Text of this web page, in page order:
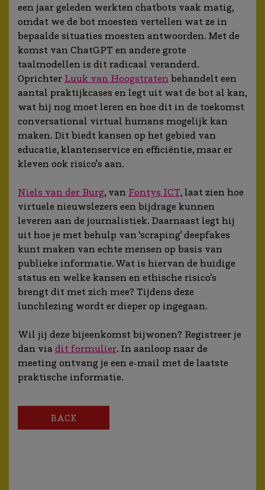
een jaar geleden werkten chatbots vaak matig,
omdat we de bot moesten vertellen wat ze in
bepaalde situaties moesten antwoorden. Met de
komst van ChatGPT en andere grote
taalmodellen is dit radicaal veranderd.
Oprichter Luuk van Hoogstraten behandelt een
aantal praktijkcases en legt uit wat de bot al kan,
wat hij nog moet leren en hoe dit in de toekomst
conversational virtual humans mogelijk kan
maken. Dit biedt kansen op het gebied van
educatie, klantenservice en efficiëntie, maar er
kleven ook risico's aan.
Niels van der Burg, van Fontys ICT, laat zien hoe
virtuele nieuwslezers een bijdrage kunnen
leveren aan de journalistiek. Daarnaast legt hij
uit hoe je met behulp van ‘scraping' deepfakes
kunt maken van echte mensen op basis van
publieke informatie. Wat is hiervan de huidige
status en welke kansen en ethische risico’s
brengt dit met zich mee? Tijdens deze
lunchlezing wordt er dieper op ingegaan.
Wil jij deze bijeenkomst bijwonen? Registreer je
dan via dit formulier. In aanloop naar de
meeting ontvang je een e-mail met de laatste
praktische informatie.
BACK